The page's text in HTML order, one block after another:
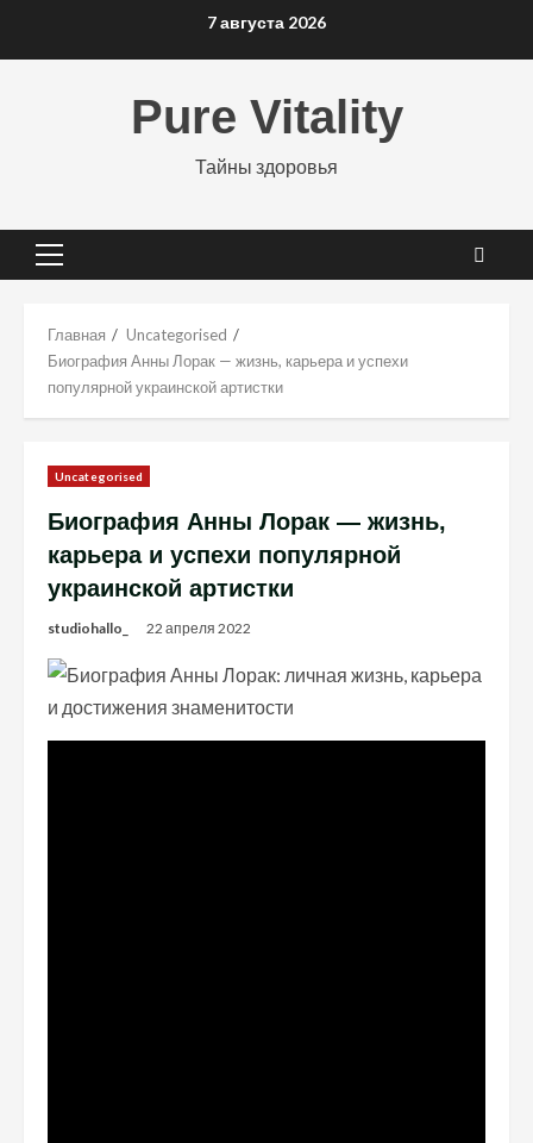
7 августа 2026
Pure Vitality
Тайны здоровья
Основное
Главная
Uncategorised
Биография Анны Лорак — жизнь, карьера и успехи
популярной украинской артистки
Uncategorised
Биография Анны Лорак — жизнь,
карьера и успехи популярной
украинской артистки
studiohallo_ 22 апреля 2022